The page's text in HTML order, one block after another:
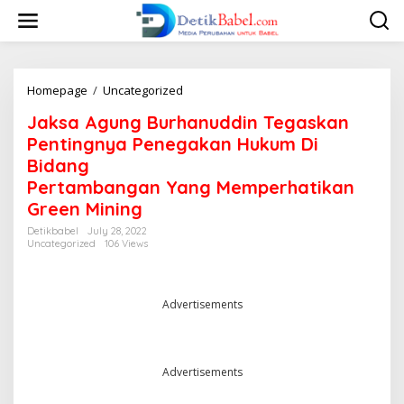
i
Homepage / Uncategorized
k
s
a
g
h
d
Jaksa Agung Burhanuddin Tegaskan
Pentingnya Penegakan Hukum Di
Bidang
Pertambangan Yang Memperhatikan
Green Mining
Detikbabel
July 28, 2022
Uncategorized
106 Views
Advertisements
Advertisements